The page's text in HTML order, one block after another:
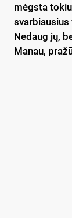
mėgsta
Nedaug jų,
Manau,